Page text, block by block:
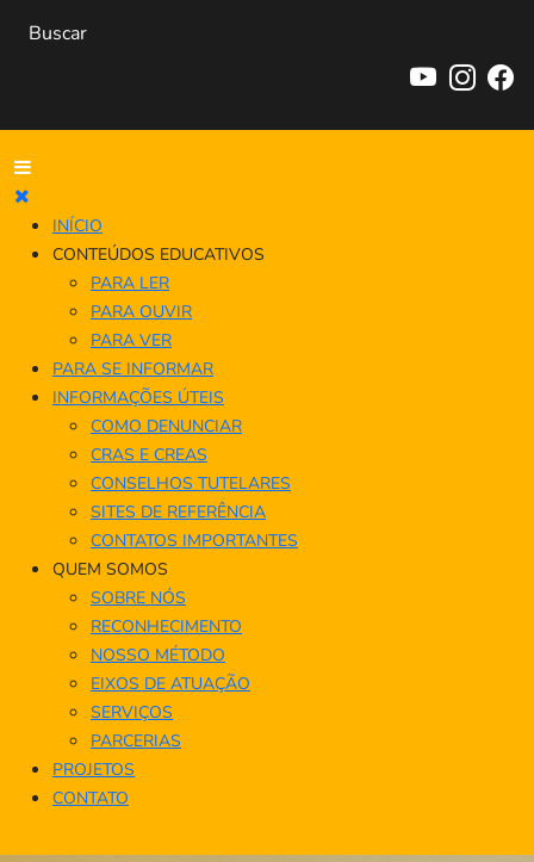
INÍCIO
CONTEÚDOS EDUCATIVOS
PARA LER
PARA OUVIR
PARA VER
PARA SE INFORMAR
INFORMAÇÕES ÚTEIS
COMO DENUNCIAR
CRAS E CREAS
CONSELHOS TUTELARES
SITES DE REFERÊNCIA
CONTATOS IMPORTANTES
QUEM SOMOS
SOBRE NÓS
RECONHECIMENTO
NOSSO MÉTODO
EIXOS DE ATUAÇÃO
SERVIÇOS
PARCERIAS
PROJETOS
CONTATO